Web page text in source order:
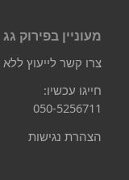
מעוניין בפירוק
צרו קשר לייעוץ
חייגו עכשיו:
050-5256711
הצהרת נגישות